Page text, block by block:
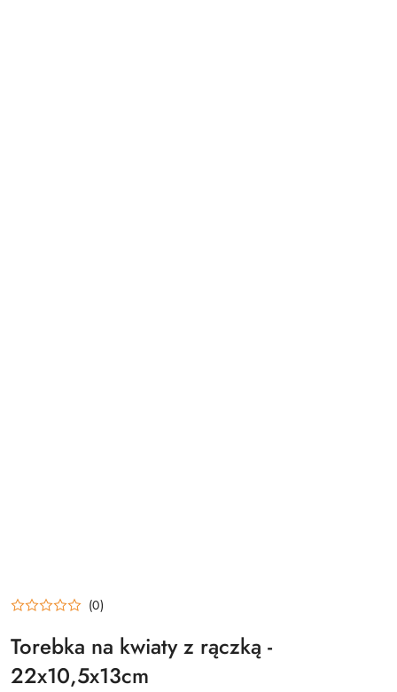
(0)
Torebka na kwiaty z rączką -
22x10,5x13cm